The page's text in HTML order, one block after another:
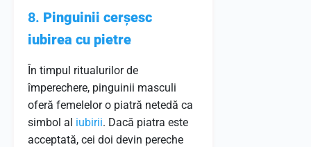
8. Pinguinii cerșesc
iubirea cu pietre
În timpul ritualurilor de
împerechere, pinguinii masculi
oferă femelelor o piatră netedă ca
simbol al iubirii. Dacă piatra este
acceptată, cei doi devin pereche